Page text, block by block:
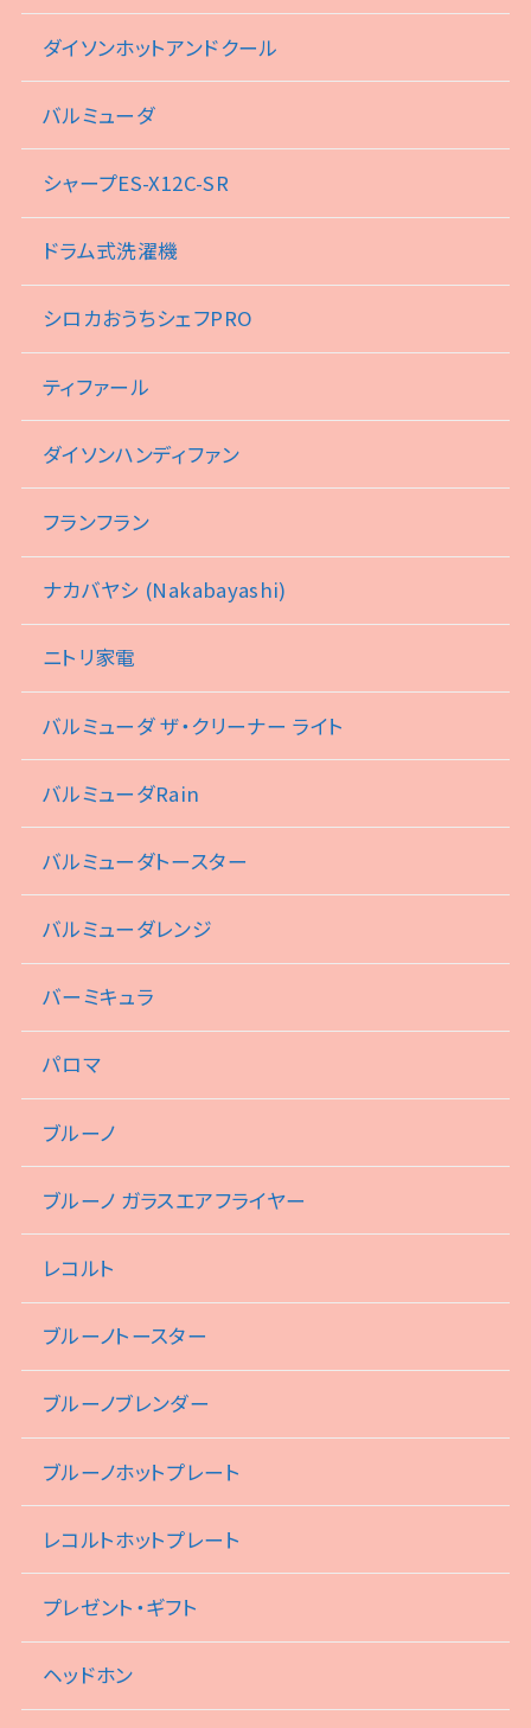
ダイソンホットアンドクール
バルミューダ
シャープES-X12C-SR
ドラム式洗濯機
シロカおうちシェフPRO
ティファール
ダイソンハンディファン
フランフラン
ナカバヤシ (Nakabayashi)
ニトリ家電
バルミューダ ザ・クリーナー ライト
バルミューダRain
バルミューダトースター
バルミューダレンジ
バーミキュラ
パロマ
ブルーノ
ブルーノ ガラスエアフライヤー
レコルト
ブルーノトースター
ブルーノブレンダー
ブルーノホットプレート
レコルトホットプレート
プレゼント・ギフト
ヘッドホン